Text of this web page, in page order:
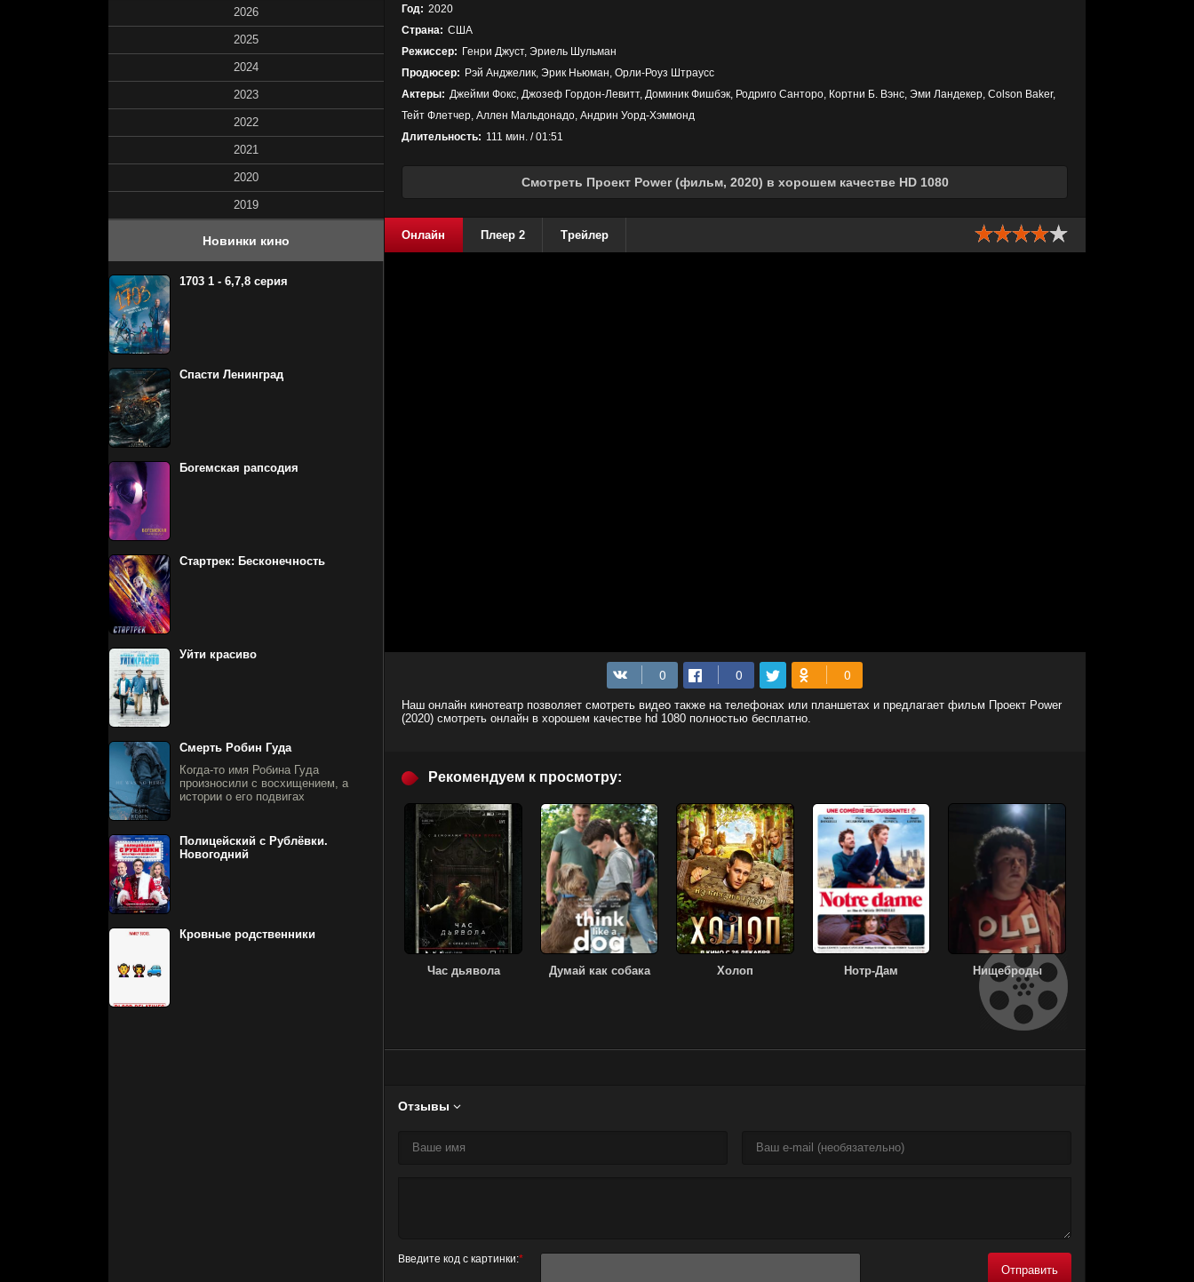
Год: 2020
Страна: США
Режиссер: Генри Джуст, Эриель Шульман
Продюсер: Рэй Анджелик, Эрик Ньюман, Орли-Роуз Штраусс
Актеры: Джейми Фокс, Джозеф Гордон-Левитт, Доминик Фишбэк, Родриго Санторо, Кортни Б. Вэнс, Эми Ландекер, Colson Baker,
Тейт Флетчер, Аллен Мальдонадо, Андрин Уорд-Хэммонд
Длительность: 111 мин. / 01:51
Смотреть Проект Power (фильм, 2020) в хорошем качестве HD 1080
Онлайн Плеер 2 Трейлер
Наш онлайн кинотеатр позволяет смотреть видео также на телефонах или планшетах и предлагает фильм Проект Power
(2020) смотреть онлайн в хорошем качестве hd 1080 полностью бесплатно.
Рекомендуем к просмотру:
Час дьявола Думай как собака Холоп Нотр-Дам Нищеброды
Отзывы 
Введите код с картинки:*
Отправить
2026
2025
2024
2023
2022
2021
2020
2019
Новинки кино
1703 1 - 6,7,8 серия
Спасти Ленинград
Богемская рапсодия
Стартрек: Бесконечность
Уйти красиво
Смерть Робин Гуда
Когда-то имя Робина Гуда
произносили с восхищением, а
истории о его подвигах
Полицейский с Рублёвки.
Новогодний
Кровные родственники